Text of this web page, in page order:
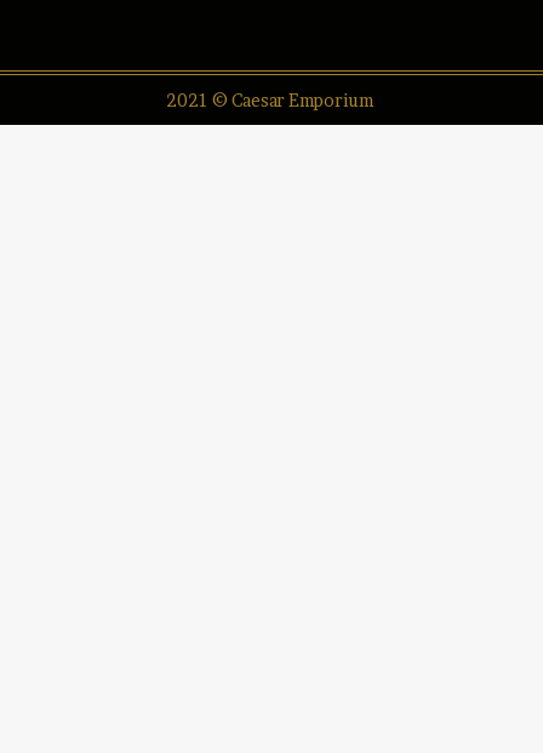
2021 © Caesar Emporium